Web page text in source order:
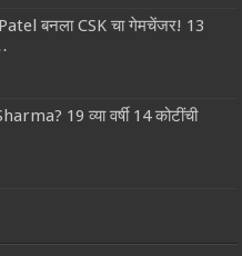
बनला CSK चा गेमचेंजर! 13
19 व्या वर्षी 14 कोटींची